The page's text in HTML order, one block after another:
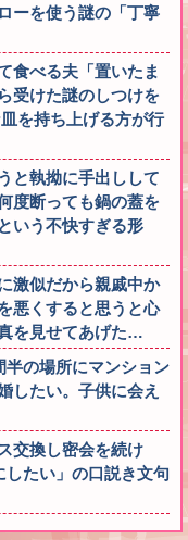
ーを使う謎の「丁寧
食べる夫「置いたま
受けた謎のしつけを
を持ち上げる方が行
と執拗に手出しして
度断っても鍋の蓋を
いう不快すぎる形
激似だから親戚中か
悪くすると思うと心
を見せてあげた…
半の場所にマンション
したい。子供に会え
交換し密会を続け
たい」の口説き文句